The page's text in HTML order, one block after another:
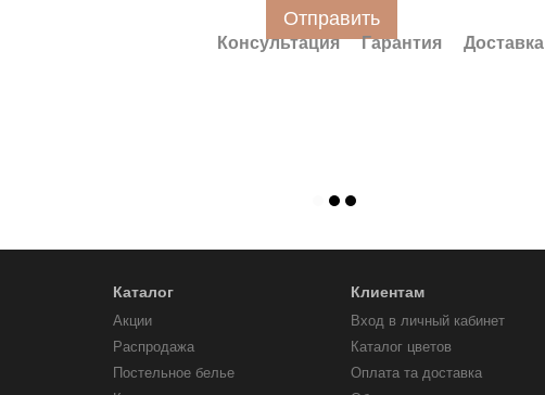
Отправить
Консультация Гарантия Доставка
Каталог
Акции
Распродажа
Постельное белье
Клиентам
Вход в личный кабинет
Каталог цветов
Оплата та доставка